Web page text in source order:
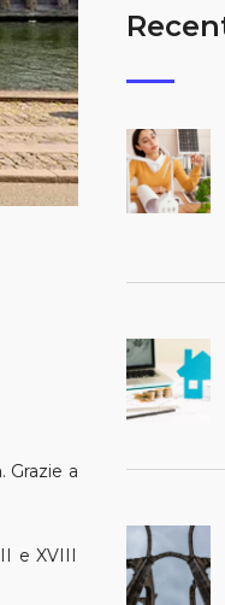
Grazie a
e XVIII